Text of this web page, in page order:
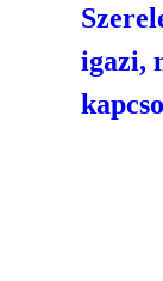
igazi,